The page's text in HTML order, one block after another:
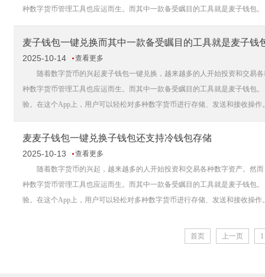
种数字货币管理工具也应运而生。而其中一款备受瞩目的工具就是麦子钱包。
麦子钱包一键兑换而其中一款备受瞩目的工具就是麦子钱
2025-10-14
查看更多
随着数字货币的兴起麦子钱包一键兑换，越来越多的人开始投资和交易
种数字货币管理工具也应运而生。而其中一款备受瞩目的工具就是麦子钱包
验。在这个App上，用户可以轻松对多种数字货币进行存储、发送和接收操
麦麦子钱包一键兑换子钱包还支持冷钱包存储
2025-10-13
查看更多
随着数字货币的兴起，越来越多的人开始投资和交易各种数字资产。然
种数字货币管理工具也应运而生。而其中一款备受瞩目的工具就是麦子钱包
验。在这个App上，用户可以轻松对多种数字货币进行存储、发送和接收操
首页 上一页 1